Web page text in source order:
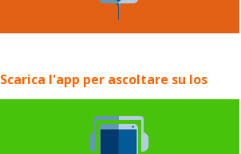
Scarica l'app per ascoltare su Ios